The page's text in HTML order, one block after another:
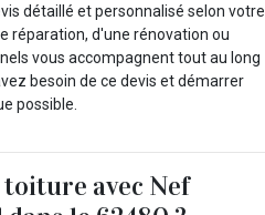
détaillé et personnalisé selon votre
réparation, d'une rénovation ou
vous accompagnent tout au long
besoin de ce devis et démarrer
possible.
avec Nef